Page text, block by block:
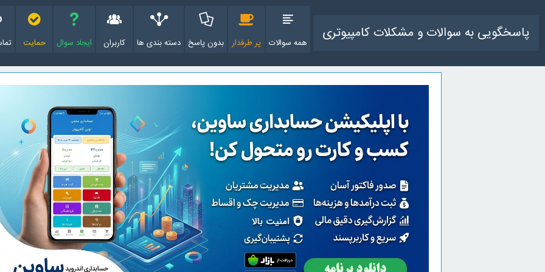
پاسخگویی به سوالات و مشکلات کامپیوتری همه سوالات پر طرفدار بدون پاسخ دسته بندی ها کاربران ایجاد سوال حمایت